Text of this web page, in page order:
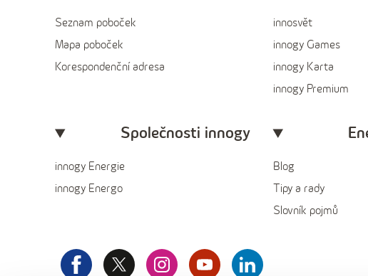
Seznam poboček
Mapa poboček
Korespondenční adresa
innosvět
innogy Games
innogy Karta
innogy Premium
Společnosti innogy
innogy Energie
innogy Energo
Blog
Tipy a rady
Slovník pojmů
facebook
x
instagramyoutubeLinkedin